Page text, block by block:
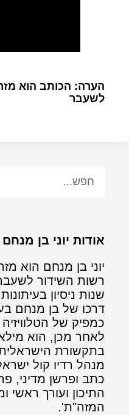
הערה: הכותב הוא
לשעבר
אודות יוני בן מנחם
יוני בן מנחם הוא
רשות השידור
שנות ניסיון
דרכו של בן מנחם
כמפיק של
לאחר מכן, הוא
בתקשורת
מנהל רדיו קול
כתב ופרשן מדיני,
התיכון ועורך ראשי
המזה"ת'.